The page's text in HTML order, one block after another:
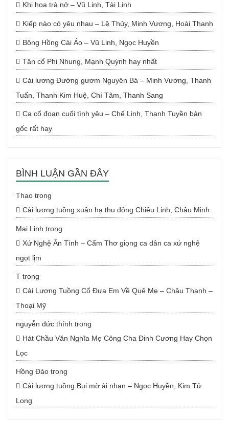
Khi hoa trà nở – Vũ Linh, Tài Linh
Kiếp nào có yêu nhau – Lệ Thủy, Minh Vương, Hoài Thanh
Bông Hồng Cài Áo – Vũ Linh, Ngọc Huyền
Tân cổ Phi Nhung, Mạnh Quỳnh hay nhất
Cải lương Đường gươm Nguyên Bá – Minh Vương, Thanh
Tuấn, Thanh Kim Huệ, Chí Tâm, Thanh Sang
Ca cổ đoạn cuối tình yêu – Chế Linh, Thanh Tuyền bản
gốc rất hay
BÌNH LUẬN GẦN ĐÂY
Thao trong
Cải lương tuồng xuân hạ thu đông Chiêu Linh, Châu Minh
Mai Linh trong
Xứ Nghệ Ân Tình – Cẩm Thơ giọng ca dân ca xứ nghệ
ngọt lịm
T trong
Cải Lương Tuồng Cổ Đưa Em Về Quê Mẹ – Châu Thanh –
Thoại Mỹ
nguyễn đức thính trong
Hát Chầu Văn Nghĩa Mẹ Công Cha Đinh Cương Hay Chọn
Lọc
Hồng Đào trong
Cải lương tuồng Bụi mờ ải nhạn – Ngọc Huyền, Kim Tử
Long